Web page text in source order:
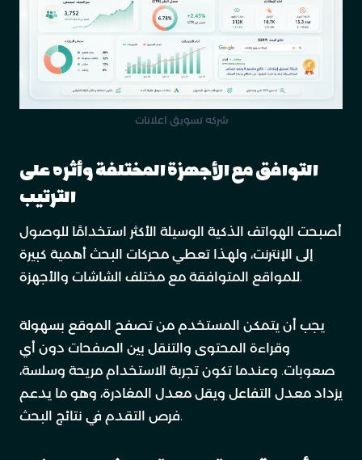
شركه تسويق اعلانات
التوافق مع الأجهزة المختلفة وأثره على
الترتيب
أصبحت الهواتف الذكية الوسيلة الأكثر استخدامًا للوصول
إلى الإنترنت، ولهذا تعطي محركات البحث أهمية كبيرة
للمواقع المتوافقة مع مختلف الشاشات والأجهزة.
يجب أن يتمكن المستخدم من تصفح الموقع بسهولة
وقراءة المحتوى والتنقل بين الصفحات دون أي
صعوبات. وعندما تكون تجربة الاستخدام مريحة وسلسة،
يزداد معدل التفاعل ويقل معدل المغادرة، وهو ما يدعم
فرص التقدم في نتائج البحث.